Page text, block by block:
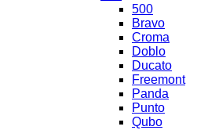
500
Bravo
Croma
Doblo
Ducato
Freemont
Panda
Punto
Qubo